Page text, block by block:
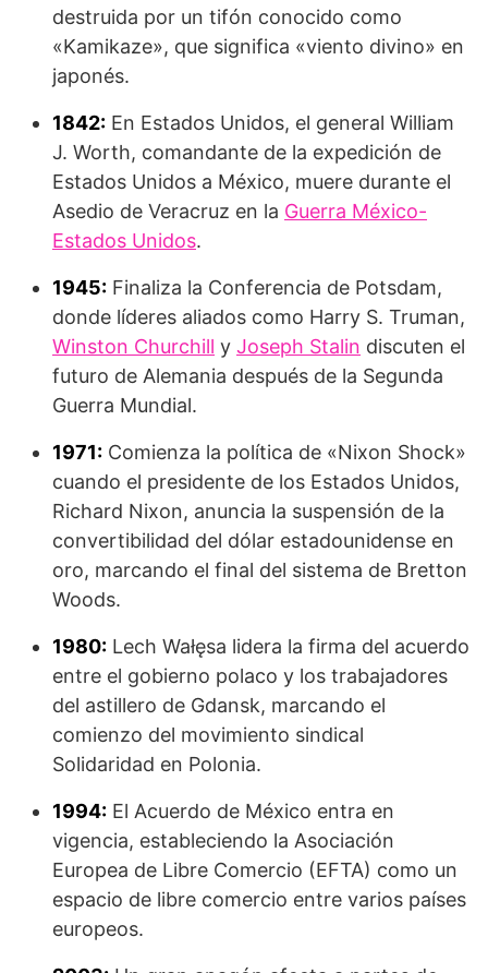
destruida por un tifón conocido como
«Kamikaze», que significa «viento divino» en
japonés.
1842: En Estados Unidos, el general William
J. Worth, comandante de la expedición de
Estados Unidos a México, muere durante el
Asedio de Veracruz en la Guerra México-
Estados Unidos.
1945: Finaliza la Conferencia de Potsdam,
donde líderes aliados como Harry S. Truman,
Winston Churchill y Joseph Stalin discuten el
futuro de Alemania después de la Segunda
Guerra Mundial.
1971: Comienza la política de «Nixon Shock»
cuando el presidente de los Estados Unidos,
Richard Nixon, anuncia la suspensión de la
convertibilidad del dólar estadounidense en
oro, marcando el final del sistema de Bretton
Woods.
1980: Lech Wałęsa lidera la firma del acuerdo
entre el gobierno polaco y los trabajadores
del astillero de Gdansk, marcando el
comienzo del movimiento sindical
Solidaridad en Polonia.
1994: El Acuerdo de México entra en
vigencia, estableciendo la Asociación
Europea de Libre Comercio (EFTA) como un
espacio de libre comercio entre varios países
europeos.